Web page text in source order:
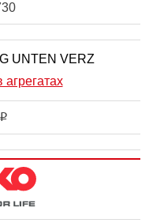
UNTEN VERZ
агрегатах
i